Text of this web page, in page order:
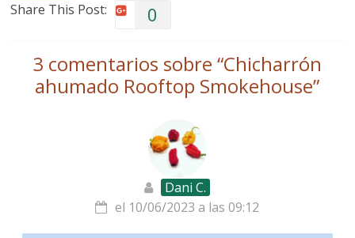
Share This Post: 0
3 comentarios sobre “Chicharrón
ahumado Rooftop Smokehouse”
Dani C.
el 10/06/2023 a las 09:12